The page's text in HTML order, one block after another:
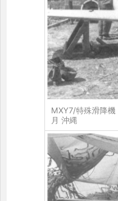
MXY7/特殊滑降
月 沖縄